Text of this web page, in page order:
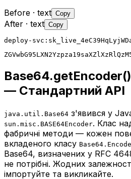
Before · text Copy
After · text Copy
deploy-
— Стандартний API
java.util.Base64 з'явився у
sun.misc.BASE64Encoder. Клас
фабричні методи — кожен
вкладеного класу
Base64, визначених у RFC
не потрібні. Жодних
імпортуйте та викликайте.